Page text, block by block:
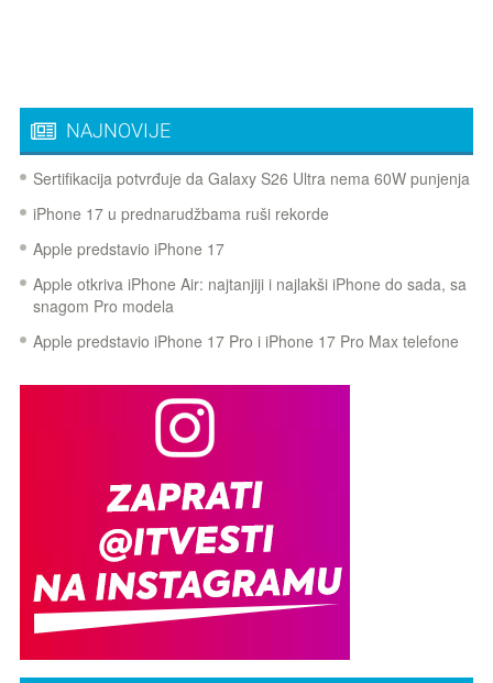
NAJNOVIJE
Sertifikacija potvrđuje da Galaxy S26 Ultra nema 60W punjenja
iPhone 17 u prednarudžbama ruši rekorde
Apple predstavio iPhone 17
Apple otkriva iPhone Air: najtanjiji i najlakši iPhone do sada, sa
snagom Pro modela
Apple predstavio iPhone 17 Pro i iPhone 17 Pro Max telefone